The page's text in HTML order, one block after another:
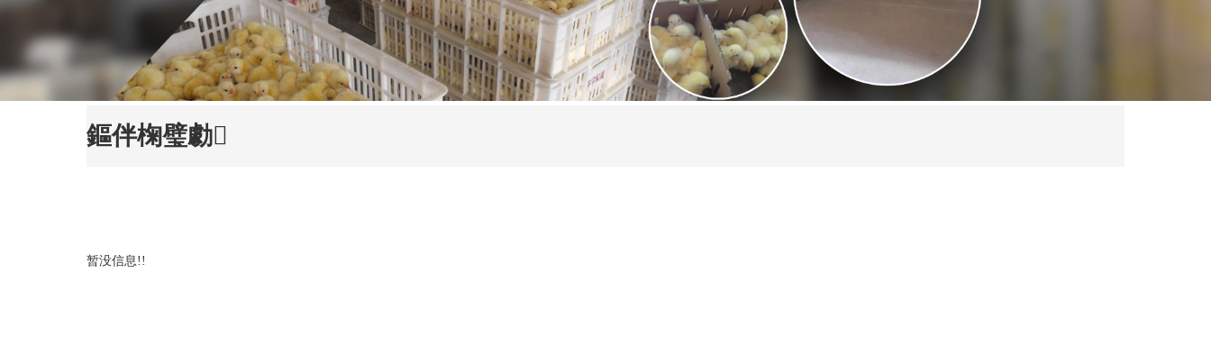
鏂伴椈璧勮
暂没信息!!